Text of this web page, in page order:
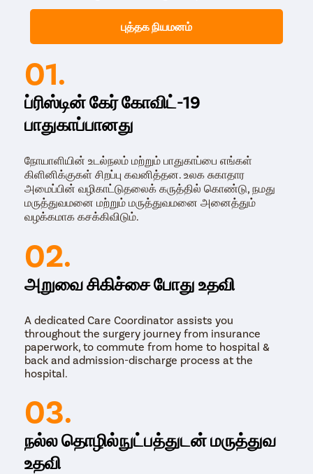
புத்தக நியமனம்
01.
ப்ரிஸ்டின் கேர் கோவிட்-19
பாதுகாப்பானது
நோயாளியின் உடல்நலம் மற்றும் பாதுகாப்பை எங்கள்
கிளினிக்குகள் சிறப்பு கவனித்தன. உலக சுகாதார
அமைப்பின் வழிகாட்டுதலைக் கருத்தில் கொண்டு, நமது
மருத்துவமனை மற்றும் மருத்துவமனை அனைத்தும்
வழக்கமாக கசக்கிவிடும்.
02.
அறுவை சிகிச்சை போது உதவி
A dedicated Care Coordinator assists you
throughout the surgery journey from insurance
paperwork, to commute from home to hospital &
back and admission-discharge process at the
hospital.
03.
நல்ல தொழில்நுட்பத்துடன் மருத்துவ
உதவி